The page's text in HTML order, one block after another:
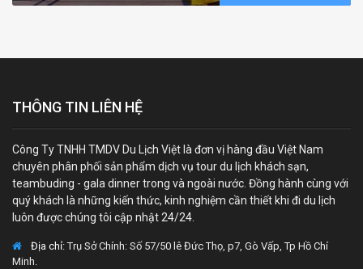
THÔNG TIN LIÊN HỆ
Công Ty TNHH TMDV Du Lịch Việt là đơn vị hàng đầu Việt Nam
chuyên phân phối sản phẩm dịch vụ tour du lịch khách sạn,
teambuding - gala dinner trong và ngoài nước. Đồng hành cùng với
quý khách là những kiến thức, kinh nghiệm cần thiết khi đi du lịch
luôn được chúng tôi cập nhật 24/24.
Địa chỉ:Trụ Sở Chính: Số 57/50 lê Đức Thọ, p7, Gò Vấp, Tp Hồ Chí
Minh.